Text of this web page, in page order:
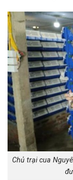
Chủ trại cua